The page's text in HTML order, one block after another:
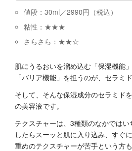
値段：30ml ／2990円（税込）
粘性：★★★
さらさら：★★☆
肌にうるおいを溜め込む「保湿機能
「バリア機能」を担うのが、セラミド
そして、そんな保湿成分のセラミド
の美容液です。
テクスチャーは、3種類のなかでは
したらスーッと肌に入り込み、すぐ
重めのテクスチャーが苦手という方